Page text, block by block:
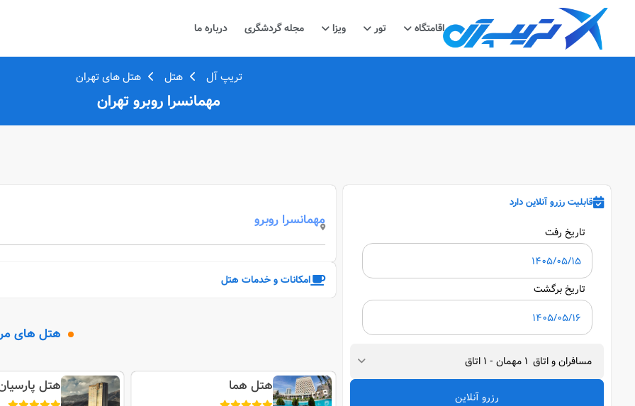
اقامتگاه تور ویزا مجله گردشگری درباره ما
تریپ آل هتل هتل های تهران
مهمانسرا روبرو تهران
قابلیت رزرو آنلاین دارد
تاریخ رفت
تاریخ برگشت
مسافران و اتاق 1 مهمان -
1 اتاق
رزرو آنلاین
مهمانسرا روبرو
امکانات و خدمات هتل
هتل های
هتل هما هتل پارسیان